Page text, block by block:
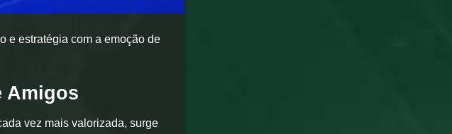
e estratégia com a emoção de
Amigos
vez mais valorizada, surge